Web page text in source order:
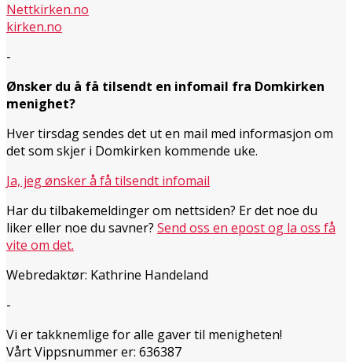
Nettkirken.no
kirken.no
-
Ønsker du å få tilsendt en infomail fra Domkirken
menighet?
Hver tirsdag sendes det ut en mail med informasjon om
det som skjer i Domkirken kommende uke.
Ja, jeg ønsker å få tilsendt infomail
Har du tilbakemeldinger om nettsiden? Er det noe du
liker eller noe du savner? Send oss en epost og la oss få
vite om det.
Webredaktør: Kathrine Handeland
-
Vi er takknemlige for alle gaver til menigheten!
Vårt Vippsnummer er: 636387